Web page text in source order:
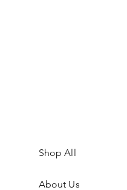
Shop All
About Us